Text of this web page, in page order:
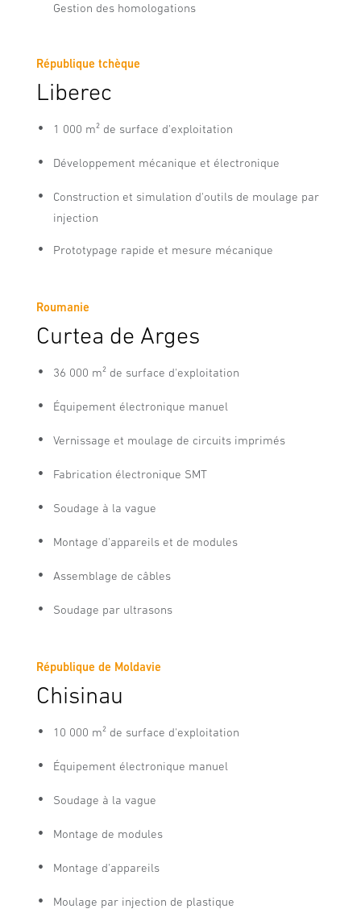
Gestion des homologations
République tchèque
Liberec
1 000 m² de surface d'exploitation
Développement mécanique et électronique
Construction et simulation d'outils de moulage par
injection
Prototypage rapide et mesure mécanique
Roumanie
Curtea de Arges
36 000 m² de surface d'exploitation
Équipement électronique manuel
Vernissage et moulage de circuits imprimés
Fabrication électronique SMT
Soudage à la vague
Montage d'appareils et de modules
Assemblage de câbles
Soudage par ultrasons
République de Moldavie
Chisinau
10 000 m² de surface d'exploitation
Équipement électronique manuel
Soudage à la vague
Montage de modules
Montage d'appareils
Moulage par injection de plastique